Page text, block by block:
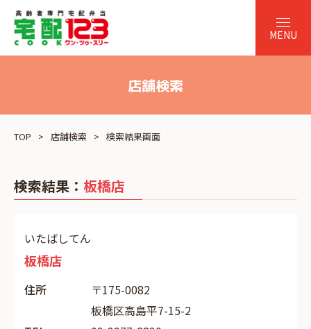
店舗検索
TOP 店舗検索 検索結果画面
検索結果： 板橋店
いたばしてん
板橋店
住所
〒175-0082
板橋区高島平7-15-2